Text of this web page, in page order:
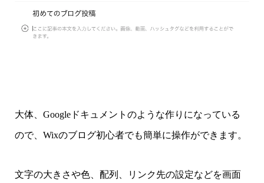
大体、Googleドキュメントのような作りになっている
ので、Wixのブログ初心者でも簡単に操作ができます。
文字の大きさや色、配列、リンク先の設定などを画面